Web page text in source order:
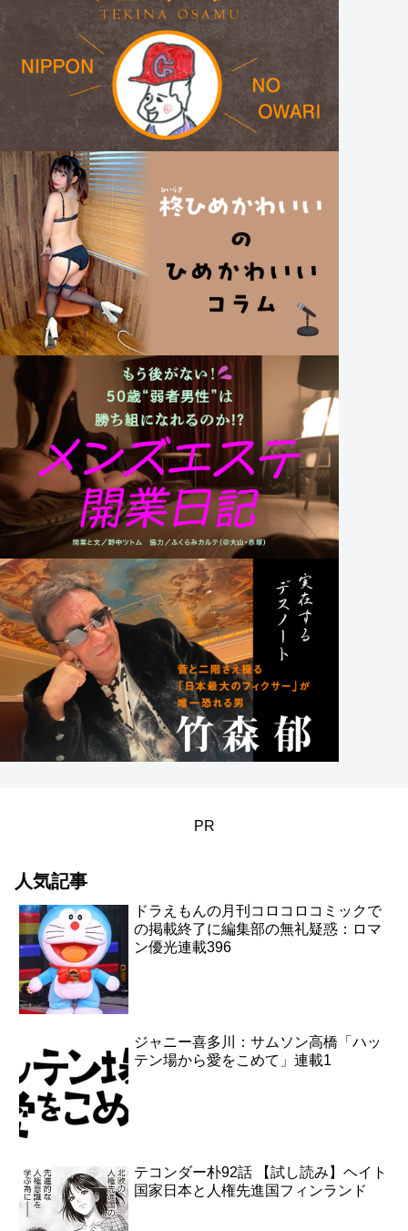
PR
人気記事
ドラえもんの月刊コロコロコミックで
の掲載終了に編集部の無礼疑惑：ロマ
ン優光連載396
ジャニー喜多川：サムソン高橋「ハッ
テン場から愛をこめて」連載1
テコンダー朴92話 【試し読み】ヘイト
国家日本と人権先進国フィンランド